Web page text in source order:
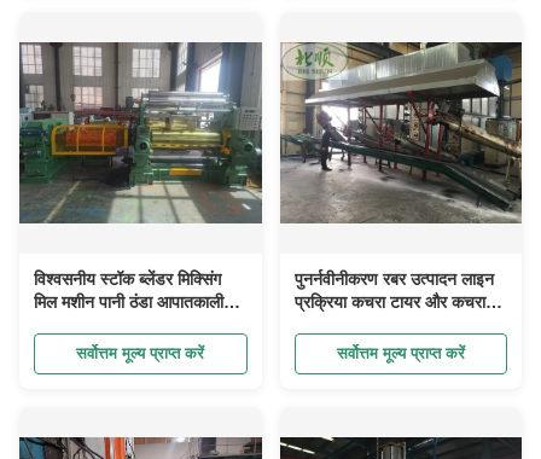
विश्वसनीय स्टॉक ब्लेंडर मिक्सिंग
मिल मशीन पानी ठंडा आपातकालीन
सर्वोत्तम मूल्य प्राप्त करें
पुनर्नवीनीकरण रबर उत्पादन लाइन
प्रक्रिया कचरा टायर और कचरा
सर्वोत्तम मूल्य प्राप्त करें